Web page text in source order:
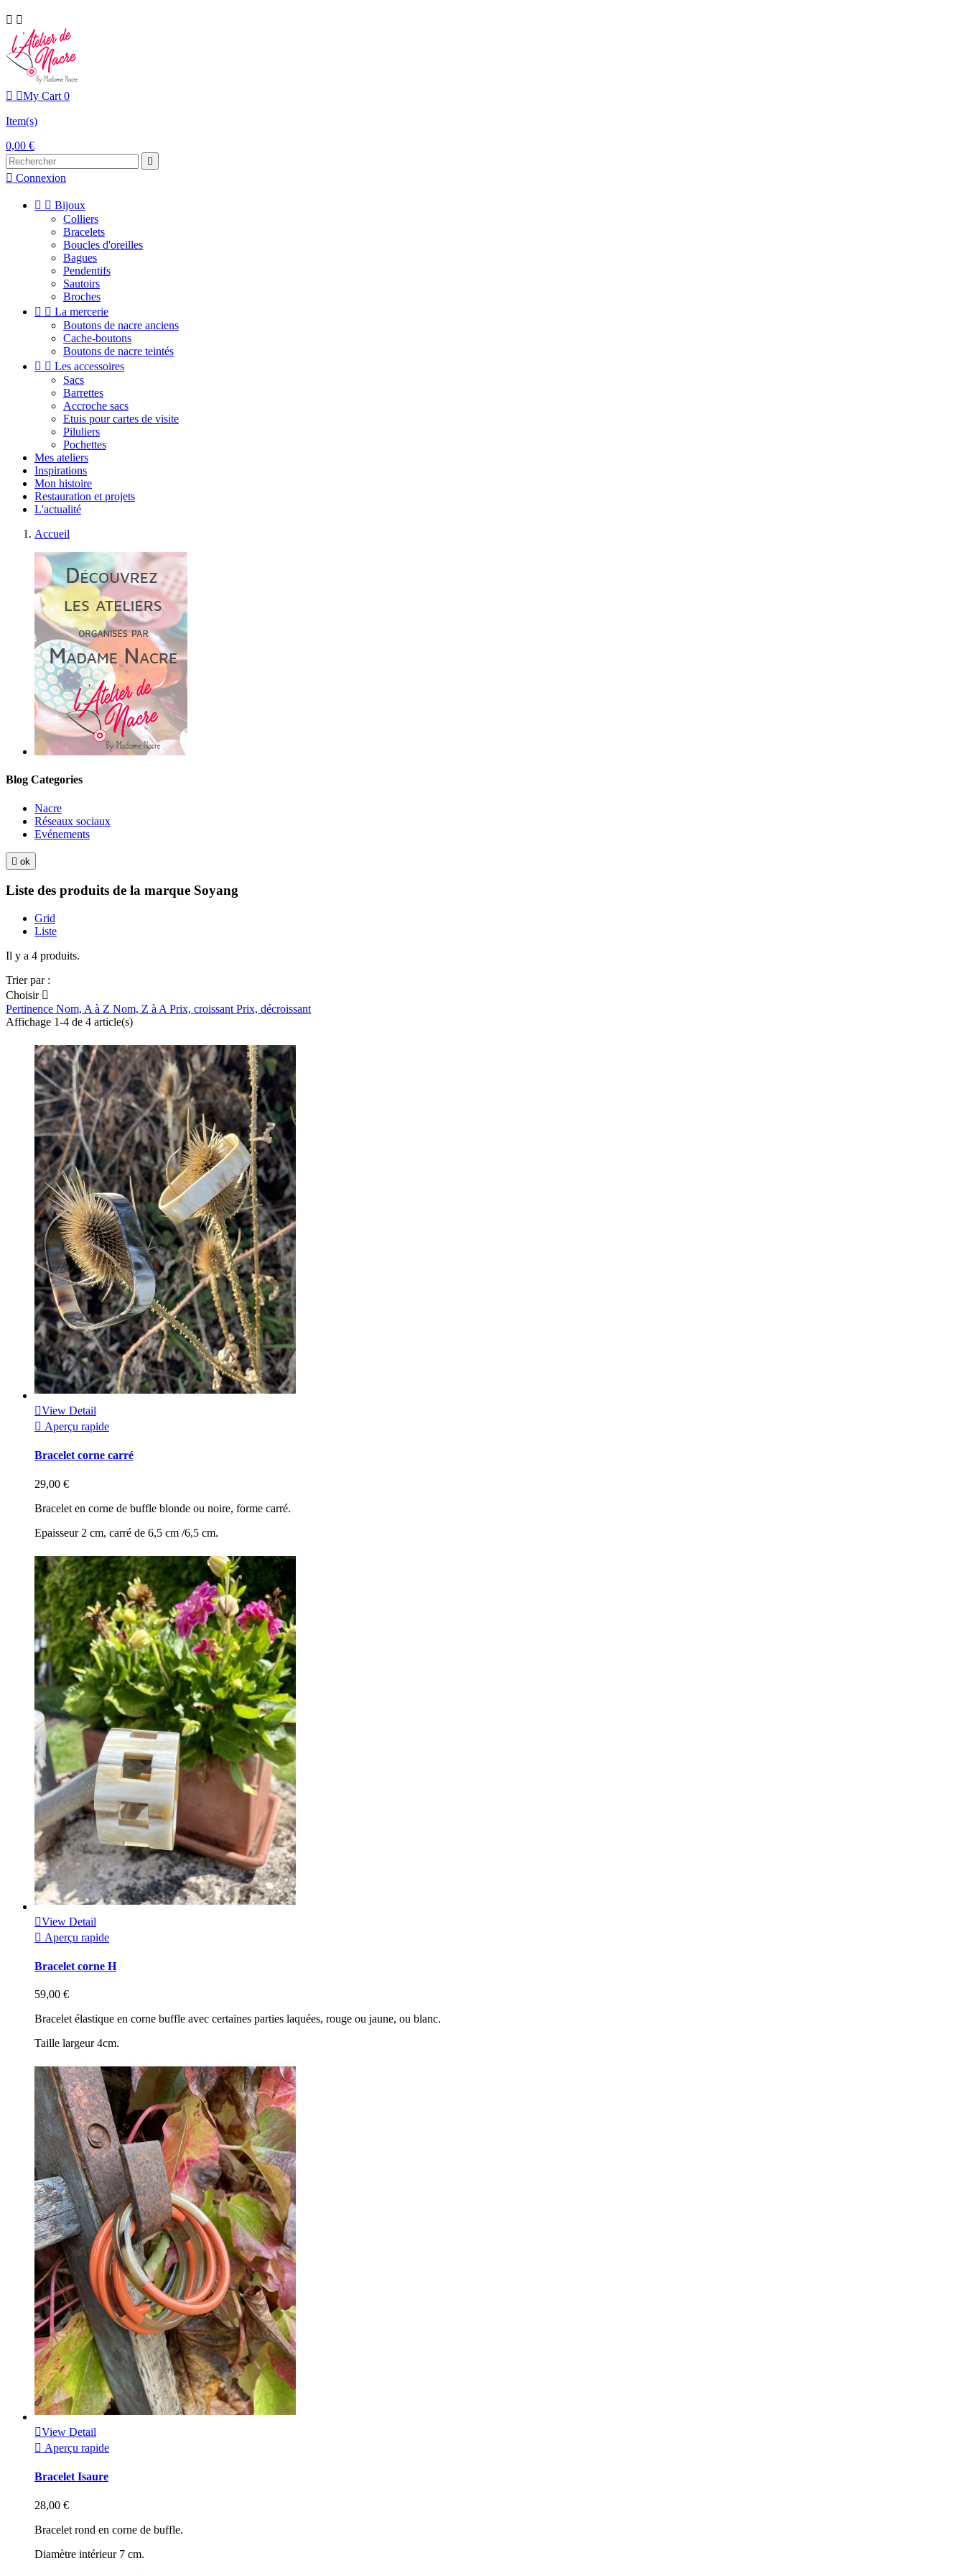
 
 My Cart 0
Item(s)
0,00 €

 Connexion
  Bijoux
Colliers
Bracelets
Boucles d'oreilles
Bagues
Pendentifs
Sautoirs
Broches
  La mercerie
Boutons de nacre anciens
Cache-boutons
Boutons de nacre teintés
  Les accessoires
Sacs
Barrettes
Accroche sacs
Etuis pour cartes de visite
Piluliers
Pochettes
Mes ateliers
Inspirations
Mon histoire
Restauration et projets
L'actualité
Accueil
Blog Categories
Nacre
Réseaux sociaux
Evénements
 ok
Liste des produits de la marque Soyang
Grid
Liste
Il y a 4 produits.
Trier par :
Choisir 
Pertinence Nom, A à Z Nom, Z à A Prix, croissant Prix, décroissant
Affichage 1-4 de 4 article(s)
View Detail
 Aperçu rapide
Bracelet corne carré
29,00 €
Bracelet en corne de buffle blonde ou noire, forme carré.
Epaisseur 2 cm, carré de 6,5 cm /6,5 cm.
View Detail
 Aperçu rapide
Bracelet corne H
59,00 €
Bracelet élastique en corne buffle avec certaines parties laquées, rouge ou jaune, ou blanc.
Taille largeur 4cm.
View Detail
 Aperçu rapide
Bracelet Isaure
28,00 €
Bracelet rond en corne de buffle.
Diamètre intérieur 7 cm.